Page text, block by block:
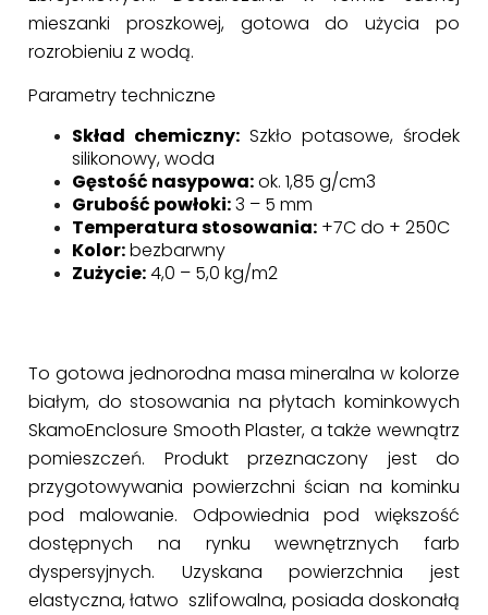
mieszanki proszkowej, gotowa do użycia po
rozrobieniu z wodą.
Parametry techniczne
Skład chemiczny: Szkło potasowe, środek
silikonowy, woda
Gęstość nasypowa:ok. 1,85 g/cm3
Grubość powłoki:3 – 5 mm
Temperatura stosowania: +7C do + 250C
Kolor:bezbarwny
Zużycie:4,0 – 5,0 kg/m2
To gotowa jednorodna masa mineralna w kolorze
białym, do stosowania na płytach kominkowych
SkamoEnclosure Smooth Plaster, a także wewnątrz
pomieszczeń. Produkt przeznaczony jest do
przygotowywania powierzchni ścian na kominku
pod malowanie. Odpowiednia pod większość
dostępnych na rynku wewnętrznych farb
dyspersyjnych. Uzyskana powierzchnia jest
elastyczna, łatwo szlifowalna, posiada doskonałą